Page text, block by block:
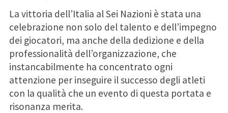
La vittoria dell’Italia al Sei Nazioni è stata una
celebrazione non solo del talento e dell’impegno
dei giocatori, ma anche della dedizione e della
professionalità dell’organizzazione, che
instancabilmente ha concentrato ogni
attenzione per inseguire il successo degli atleti
con la qualità che un evento di questa portata e
risonanza merita.